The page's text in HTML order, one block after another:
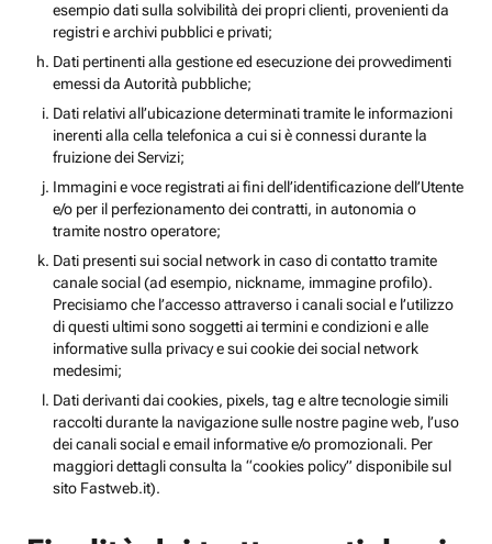
esempio dati sulla solvibilità dei propri clienti, provenienti da
registri e archivi pubblici e privati;
Dati pertinenti alla gestione ed esecuzione dei provvedimenti
emessi da Autorità pubbliche;
Dati relativi all’ubicazione determinati tramite le informazioni
inerenti alla cella telefonica a cui si è connessi durante la
fruizione dei Servizi;
Immagini e voce registrati ai fini dell’identificazione dell’Utente
e/o per il perfezionamento dei contratti, in autonomia o
tramite nostro operatore;
Dati presenti sui social network in caso di contatto tramite
canale social (ad esempio, nickname, immagine profilo).
Precisiamo che l’accesso attraverso i canali social e l’utilizzo
di questi ultimi sono soggetti ai termini e condizioni e alle
informative sulla privacy e sui cookie dei social network
medesimi;
Dati derivanti dai cookies, pixels, tag e altre tecnologie simili
raccolti durante la navigazione sulle nostre pagine web, l’uso
dei canali social e email informative e/o promozionali. Per
maggiori dettagli consulta la “cookies policy” disponibile sul
sito Fastweb.it).